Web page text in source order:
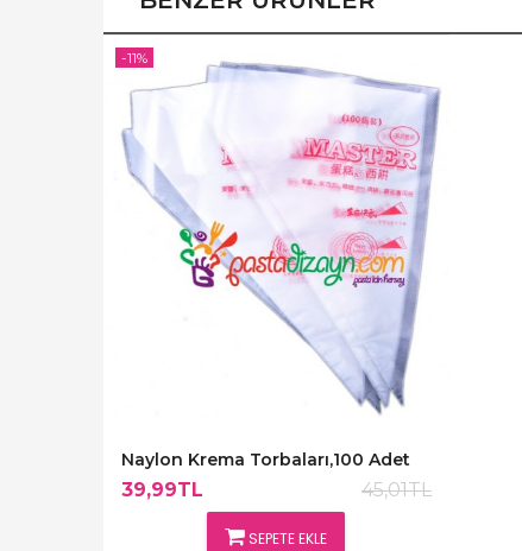
Naylon Krema Torbaları,100 Adet
39,99TL 45,01TL
SEPETE EKLE
-11%